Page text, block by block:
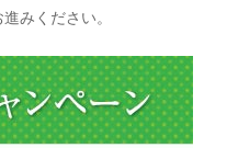
みください。